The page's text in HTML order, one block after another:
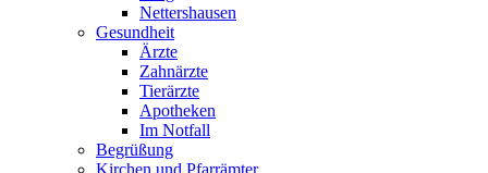
Nettershausen
Gesundheit
Ärzte
Zahnärzte
Tierärzte
Apotheken
Im Notfall
Begrüßung
Kirchen und Pfarrämter